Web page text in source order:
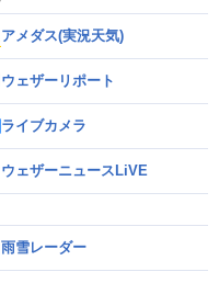
アメダス(実況天気)
ウェザーリポート
ライブカメラ
ウェザーニュースLiVE
雨雪レーダー